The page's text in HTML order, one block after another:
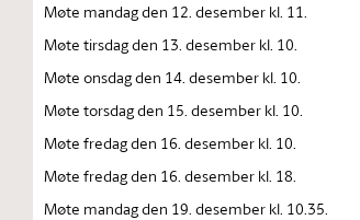
Møte mandag den 12. desember kl. 11.
Møte tirsdag den 13. desember kl. 10.
Møte onsdag den 14. desember kl. 10.
Møte torsdag den 15. desember kl. 10.
Møte fredag den 16. desember kl. 10.
Møte fredag den 16. desember kl. 18.
Møte mandag den 19. desember kl. 10.35.